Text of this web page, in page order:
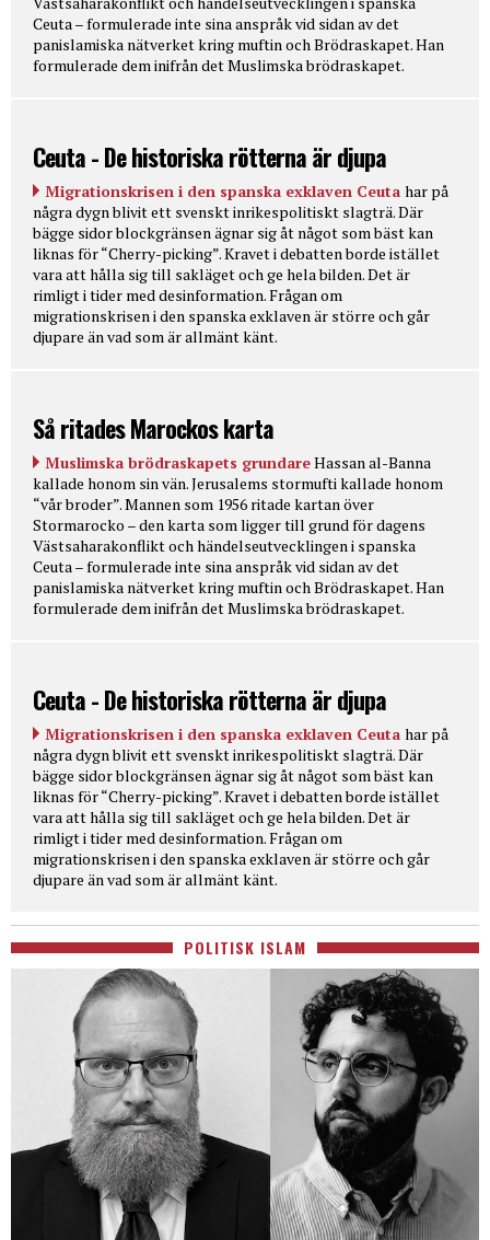
Ceuta – formulerade inte sina anspråk vid sidan av det
panislamiska nätverket kring muftin och Brödraskapet. Han
formulerade dem inifrån det Muslimska brödraskapet.
Ceuta - De historiska rötterna är djupa
Migrationskrisen i den spanska exklaven Ceuta har på
några dygn blivit ett svenskt inrikespolitiskt slagträ. Där
bägge sidor blockgränsen ägnar sig åt något som bäst kan
liknas för “Cherry-picking”. Kravet i debatten borde istället
vara att hålla sig till sakläget och ge hela bilden. Det är
rimligt i tider med desinformation. Frågan om
migrationskrisen i den spanska exklaven är större och går
djupare än vad som är allmänt känt.
Så ritades Marockos karta
Muslimska brödraskapets grundareHassan al-Banna
kallade honom sin vän. Jerusalems stormufti kallade honom
“vår broder”. Mannen som 1956 ritade kartan över
Stormarocko – den karta som ligger till grund för dagens
Västsaharakonflikt och händelseutvecklingen i spanska
Ceuta – formulerade inte sina anspråk vid sidan av det
panislamiska nätverket kring muftin och Brödraskapet. Han
formulerade dem inifrån det Muslimska brödraskapet.
Ceuta - De historiska rötterna är djupa
Migrationskrisen i den spanska exklaven Ceuta har på
några dygn blivit ett svenskt inrikespolitiskt slagträ. Där
bägge sidor blockgränsen ägnar sig åt något som bäst kan
liknas för “Cherry-picking”. Kravet i debatten borde istället
vara att hålla sig till sakläget och ge hela bilden. Det är
rimligt i tider med desinformation. Frågan om
migrationskrisen i den spanska exklaven är större och går
djupare än vad som är allmänt känt.
POLITISK ISLAM